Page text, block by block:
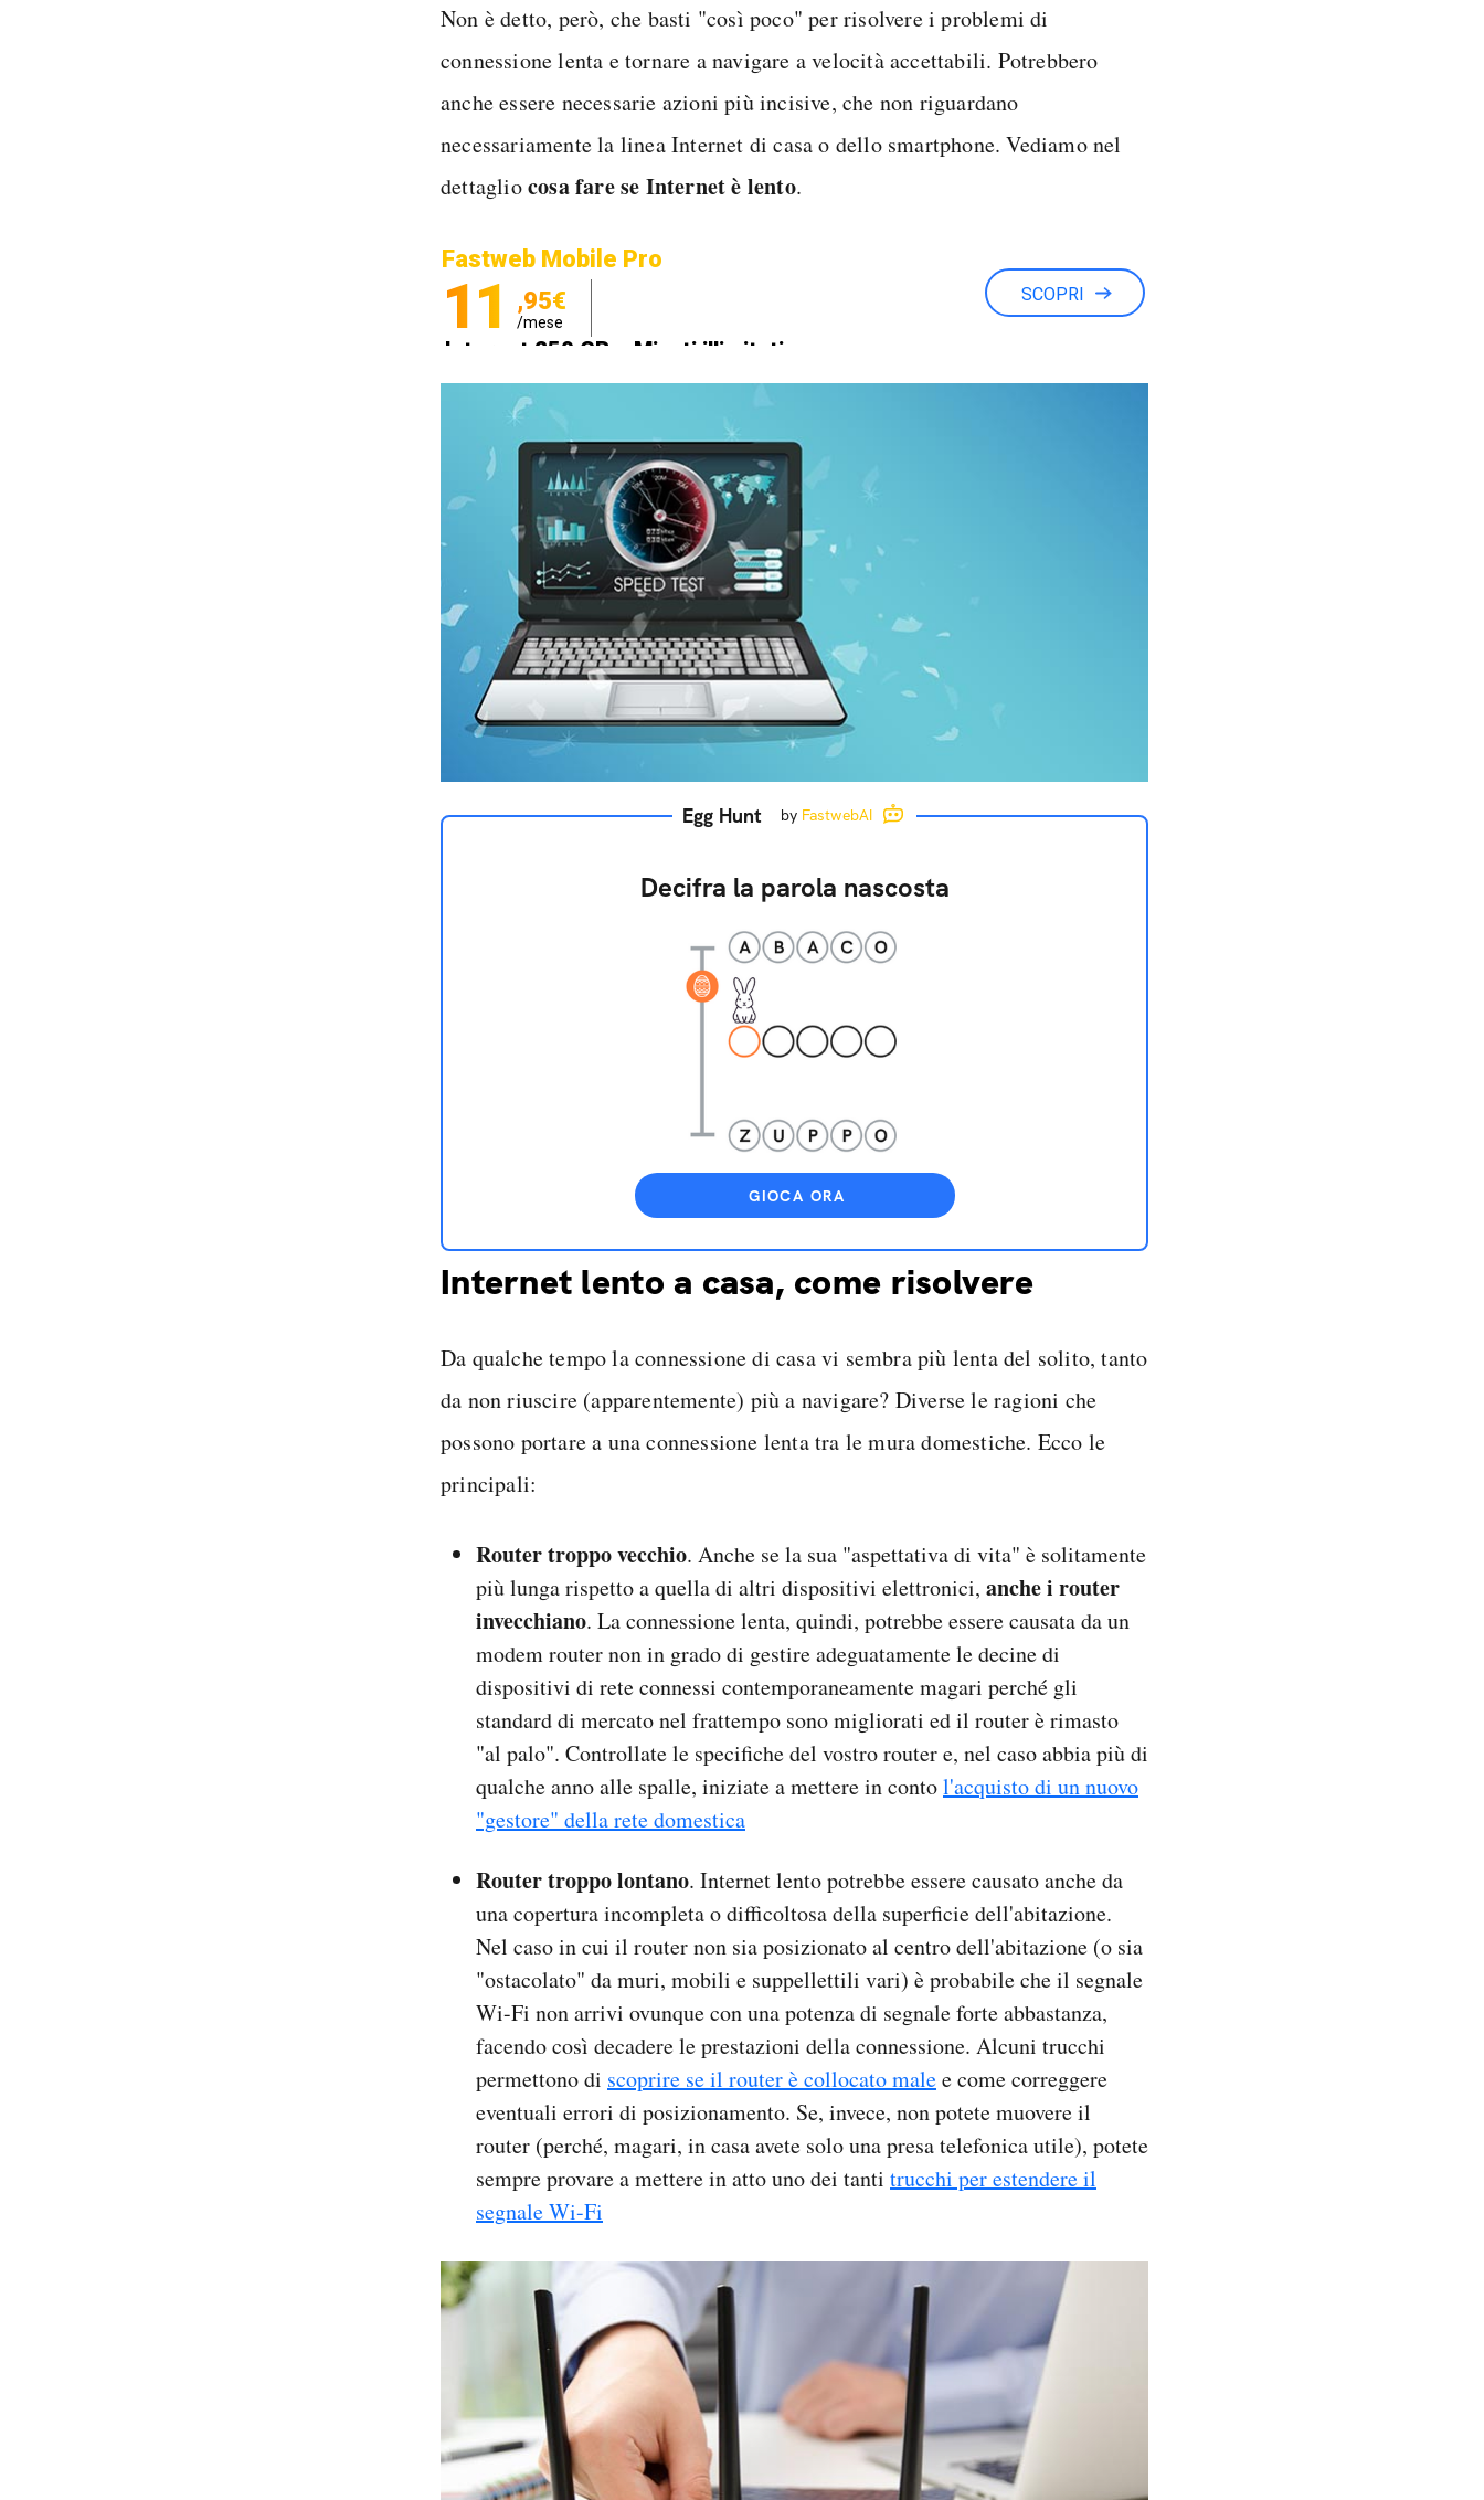
Non è detto, però, che basti "così poco" per risolvere i problemi di
connessione lenta e tornare a navigare a velocità accettabili. Potrebbero
anche essere necessarie azioni più incisive, che non riguardano
necessariamente la linea Internet di casa o dello smartphone. Vediamo nel
dettagliocosa fare se Internet è lento.
Fastweb Mobile Pro
11 ,95€
/mese
Internet 250 GB e Minuti illimitati
Spedizione SIM GRATIS
SCOPRI
Egg Hunt by FastwebAI
Decifra la parola nascosta
GIOCA ORA
Internet lento a casa, come risolvere
Da qualche tempo la connessione di casa vi sembra più lenta del solito, tanto
da non riuscire (apparentemente) più a navigare? Diverse le ragioni che
possono portare a una connessione lenta tra le mura domestiche. Ecco le
principali:
Router troppo vecchio. Anche se la sua "aspettativa di vita" è solitamente
più lunga rispetto a quella di altri dispositivi elettronici, anche i router
invecchiano. La connessione lenta, quindi, potrebbe essere causata da un
modem router non in grado di gestire adeguatamente le decine di
dispositivi di rete connessi contemporaneamente magari perché gli
standard di mercato nel frattempo sono migliorati ed il router è rimasto
"al palo". Controllate le specifiche del vostro router e, nel caso abbia più di
qualche anno alle spalle, iniziate a mettere in contol'acquisto di un nuovo
"gestore" della rete domestica
Router troppo lontano. Internet lento potrebbe essere causato anche da
una copertura incompleta o difficoltosa della superficie dell'abitazione.
Nel caso in cui il router non sia posizionato al centro dell'abitazione (o sia
"ostacolato" da muri, mobili e suppellettili vari) è probabile che il segnale
Wi-Fi non arrivi ovunque con una potenza di segnale forte abbastanza,
facendo così decadere le prestazioni della connessione. Alcuni trucchi
permettono di scoprire se il router è collocato malee come correggere
eventuali errori di posizionamento. Se, invece, non potete muovere il
router (perché, magari, in casa avete solo una presa telefonica utile), potete
sempre provare a mettere in atto uno dei tanti trucchi per estendere il
segnale Wi-Fi